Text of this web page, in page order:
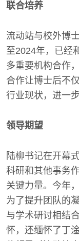
联合培养
流动站与校外博
至2024年，已经
多重要机构合作
合作让博士后不
行业现状，进一
领导期望
陆柳书记在开幕
科研和其他事务
关键力量。今年
为了提升团队的
与学术研讨相结
怀，还缅怀了丁